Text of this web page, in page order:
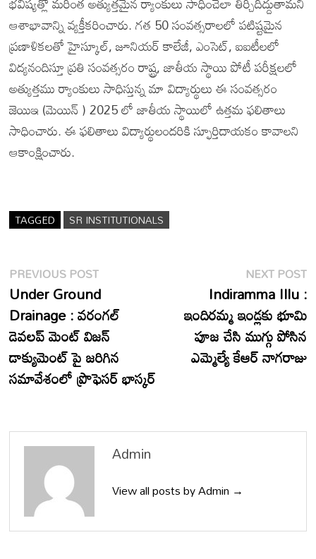
ఆశాభావాన్ని వ్యక్తీకరించారు. గత 50 సంవత్సరాలలో పటిష్టమైన
ప్రణాళికలతో హైస్కూల్, జూనియర్ కాలేజీ, ఎంసెట్, ఐఐటీలలో
విద్యనందిస్తూ ప్రతి సంవత్సరం రాష్ట్ర, జాతీయ స్థాయి పోటీ పరీక్షలలో
అత్యుత్తము ర్యాంకులు సాధిస్తున్న మా విద్యార్థులు ఈ సంవత్సరం
జెయిఇ (మెయిన్ ) 2025 లో జాతీయ స్థాయిలో ఉత్తమ ఫలితాలు
సాధించారు. ఈ ఫలితాలు విద్యార్థులందరికి స్ఫూర్తిదాయకం కావాలని
ఆకాంక్షించారు.
TAGGED SR INSTITUTIONALS
Post
navigation
PREVIOUS POSTPrevious
post:
Under Ground
Drainage : వరంగల్
డెవలప్ మెంట్ విజన్
డాక్యుమెంట్ పై జరిగిన
సమావేశంలో ప్రొఫెసర్ భాస్కర్
NEXT POST
Indiramma Illu :
ఇందిరమ్మ ఇండ్లకు భూమి
పూజ చేసి ముగ్గు పోసిన
ఎమ్మెల్యే కేఆర్ నాగరాజు
Admin
View all posts by Admin →